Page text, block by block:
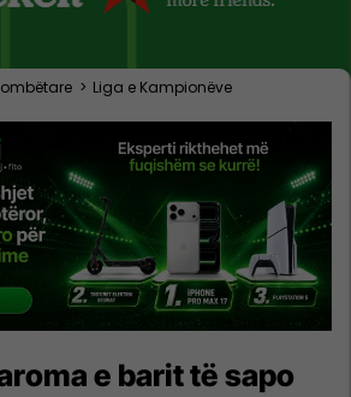
> Liga e Kampionëve
e barit të sapo